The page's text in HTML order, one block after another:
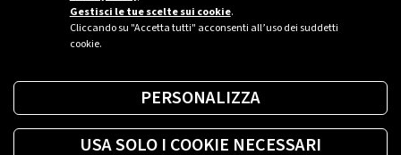
Gestisci le tue scelte sui cookie.
Cliccando su "Accetta tutti" acconsenti all’uso dei suddetti
cookie.
PERSONALIZZA
USA SOLO I COOKIE NECESSARI
Sei un’azienda o una PA?
Trova la soluzione più giusta per te.
Richiedi una colonnina